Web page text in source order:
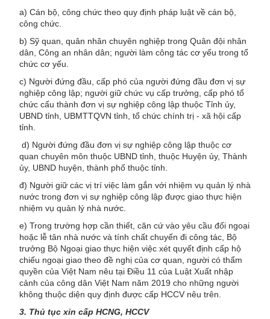
a) Cán bộ, công chức theo quy định pháp luật về cán bộ,
công chức.
b) Sỹ quan, quân nhân chuyên nghiệp trong Quân đội nhân
dân, Công an nhân dân; người làm công tác cơ yếu trong tổ
chức cơ yếu.
c) Người đứng đầu, cấp phó của người đứng đầu đơn vị sự
nghiệp công lập; người giữ chức vụ cấp trưởng, cấp phó tổ
chức cấu thành đơn vị sự nghiệp công lập thuộc Tỉnh ủy,
UBND tỉnh, UBMTTQVN tỉnh, tổ chức chính trị - xã hội cấp
tỉnh.
d) Người đứng đầu đơn vị sự nghiệp công lập thuộc cơ
quan chuyên môn thuộc UBND tỉnh, thuộc Huyện ủy, Thành
ủy, UBND huyện, thành phố thuộc tỉnh.
đ) Người giữ các vị trí việc làm gắn với nhiệm vụ quản lý nhà
nước trong đơn vị sự nghiệp công lập được giao thực hiện
nhiệm vụ quản lý nhà nước.
e) Trong trường hợp cần thiết, căn cứ vào yêu cầu đối ngoại
hoặc lễ tân nhà nước và tính chất chuyến đi công tác, Bộ
trưởng Bộ Ngoại giao thực hiện việc xét quyết định cấp hộ
chiếu ngoại giao theo đề nghị của cơ quan, người có thẩm
quyền của Việt Nam nêu tại Điều 11 của Luật Xuất nhập
cảnh của công dân Việt Nam năm 2019 cho những người
không thuộc diện quy định được cấp HCCV nêu trên.
3. Thủ tục xin cấp HCNG, HCCV